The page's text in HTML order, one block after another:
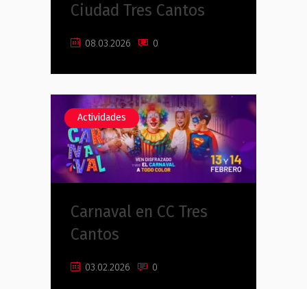
Ciudad Tres Cantos
08.03.2026 0
Actividades
Carnaval en CC Tres
Cantos
03.02.2026 0